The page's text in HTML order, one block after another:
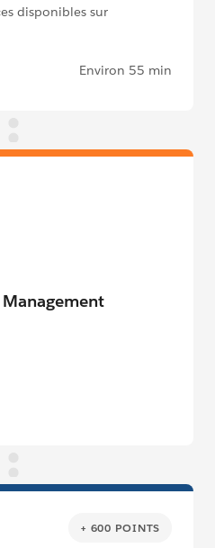
disponibles sur
Environ 55 min
+ 600 POINTS